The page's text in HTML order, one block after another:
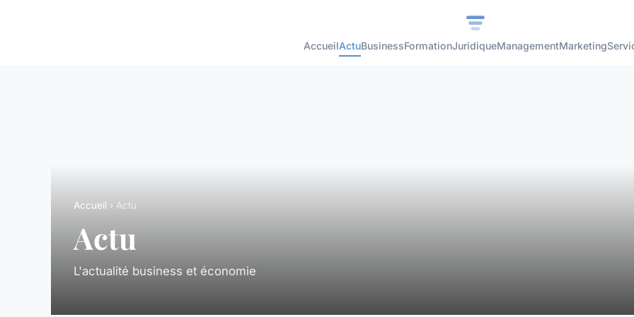
AccueilActuBusinessFormationJuridiqueManagementMarketing
Accueil › Actu
Actu
L'actualité business et économie